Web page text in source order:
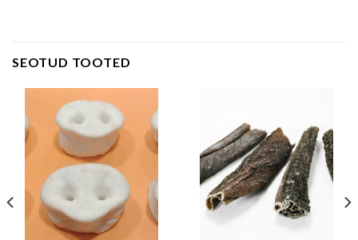
SEOTUD TOOTED